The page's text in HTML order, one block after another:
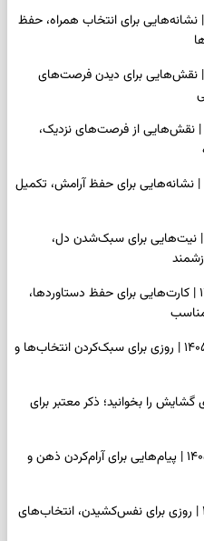
فال اسم امروز جمعه ۱۶ مرداد ۱۴۰۵ | نشانه‌هایی برای انتخاب همراه، حفظ
فال چای امروز جمعه ۱۶ مرداد ۱۴۰۵ | نقش‌هایی برای دیدن فرصت‌های
فال قهوه امروز جمعه ۱۶ مرداد ۱۴۰۵ | نقش‌هایی از فرصت‌های نزدیک،
فال شمع امروز جمعه ۱۶ مرداد ۱۴۰۵ | نشانه‌هایی برای حفظ آرامش، تکمیل
فال ابجد امروز جمعه ۱۶ مرداد ۱۴۰۵ | نیت‌هایی برای سبک‌شدن دل،
فال تاروت امروز جمعه ۱۶ مرداد ۱۴۰۵ | کارت‌هایی برای حفظ دستاوردها،
فال سرنوشت امروز جمعه ۱۶ مرداد ۱۴۰۵ | روزی برای سبک‌کردن انتخاب‌ها و
را بخوانید؛ ذکر معتبر برای
فال فرشتگان امروز جمعه ۱۶ مرداد ۱۴۰۵ | پیام‌هایی برای آرام‌کردن ذهن و
فال روزانه امروز جمعه ۱۶ مرداد ۱۴۰۵ | روزی برای نفس‌کشیدن، انتخاب‌های